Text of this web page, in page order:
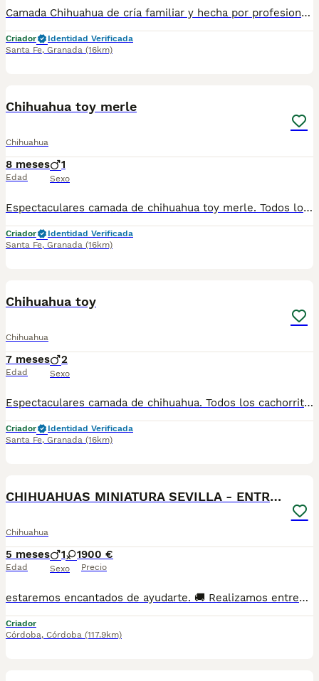
Camada Chihuahua de cría familiar y hecha por profesionales con vocación, y con años de experiencia y buenas prácticas. Disponibles tanto machos como hembras, en varios colores (negro, azul o gris, chocolate, rojo, crema, blanco, sable,..etc). Criadores con más trayectoria y buenas opiniones amasadas al largo de muchos años en la cría experta y profesional del perro Chiguagua (cría ética, controlada y nacional). Todas las camadas están supervisadas desde su nacimiento hasta tu entrega, por veterinarios y por un equipo técnico y humano que vela por su cuidado y bienestar. Llámanos o háblanos por whats app, y estaremos encantados de atenderte y de charlar contigo para solventar y responder a todas tus dudas y consultas. Teléfono / Whats app: 641 92 23 90 Precio a partir de 800€
Criador
Identidad Verificada
Santa Fe, Granada (16km)
Chihuahua toy merle
Chihuahua
8 meses
Edad
1
Sexo
Espectaculares camada de chihuahua toy merle. Todos los cachorritos se entregan con unos dos meses y medio de edad y sus vacunas correspondientes, desparasitados interna y externamente, con certificado de salud, y garantía tanto por enfermedad vírica como congénito genética. Posibilidad de entregar en toda España mediante transporte propio preparado para animales y con chofer privado. Los precios pueden variar según las características y morfología de cada cachorro. Añádenos al whats app o llámanos, y encantados atenderemos todas tus dudas y consultas. Teléfono / Whats app: 641 92 23 90
Criador
Identidad Verificada
Santa Fe, Granada (16km)
Chihuahua toy
Chihuahua
7 meses
Edad
2
Sexo
Espectaculares camada de chihuahua. Todos los cachorritos se entregan con unos dos meses y medio de edad y sus vacunas correspondientes, desparasitados interna y externamente, con certificado de salud, y garantía tanto por enfermedad vírica como congénito genética. Posibilidad de entregar en toda España mediante transporte propio preparado para animales y con chofer privado. Los precios pueden variar según las características y morfología de cada cachorro. Añádenos al whats app o llámanos, y encantados atenderemos todas tus dudas y consultas. Teléfono / Whats app: 641 92 23 90
Criador
Identidad Verificada
Santa Fe, Granada (16km)
CHIHUAHUAS MINIATURA SEVILLA - ENTREGA
Chihuahua
5 meses
Edad
1 1
Sexo
900 €
Precio
estaremos encantados de ayudarte. 🚚 Realizamos entregas en toda España, con especial frecuencia en **Andalucía**: Sevilla, Málaga, Cádiz, Córdoba, Granada, Jaén, Huelva y Almería. También entregamos habitualmente en Marbella, Jerez de la Frontera, Estepona, Fuengirola, Benalmádena, Mijas, Dos Hermanas y cualquier punto de España. **Entrega 100% a contrarreembolso.** No tendrás que adelantar el importe del cachorro. Lo recibirás en la puerta de tu casa mediante transporte especializado y podrás comprobar que todo está correcto antes de realizar el pago. Nuestros cachorros se entregan: ✅ Vacunados y desparasitados según su edad. ✅ Con microchip, cartilla veterinaria y documentación al día. ✅ Revisados veterinariamente antes de salir de nuestras instalaciones. ✅ Procedentes de excelentes líneas, seleccionadas por salud, carácter y morfología. ✅ Perfectamente socializados y acostumbrados al contacto diario con personas. ✅ Iniciados en el aprendizaje para hacer sus necesidades sobre empapador, facilitando su adaptación al nuevo hogar. ✅ Con asesoramiento personalizado antes y después de la entrega. Nuestro objetivo no es vender un cachorro más. Queremos que cada familia reciba un compañero sano, equilibrado y criado con el máximo cuidado desde el primer día. 📩 Si deseas fotografías, vídeos o más información, escríbenos por privado. Estaremos encantados de ayudarte a encontrar el compañero perfecto670864332 . . .
Criador
Córdoba, Córdoba (117.9km)